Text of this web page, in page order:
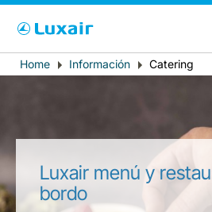
País de residencia
Breadcrumb
Home Información Catering
Luxair menú y
bordo